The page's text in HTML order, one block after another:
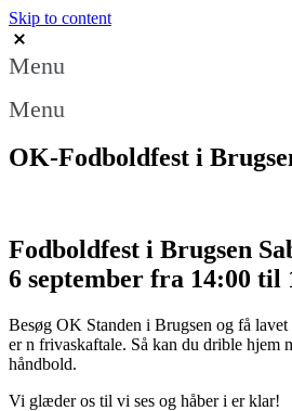
Skip to content
Menu
Menu
OK-Fodboldfest i
Fodboldfest i Brugsen
6 september fra 14:00 til
Besøg OK Standen i Brugsen og få
er n frivaskaftale. Så kan du drible hjem
håndbold.
Vi glæder os til vi ses og håber i er klar!